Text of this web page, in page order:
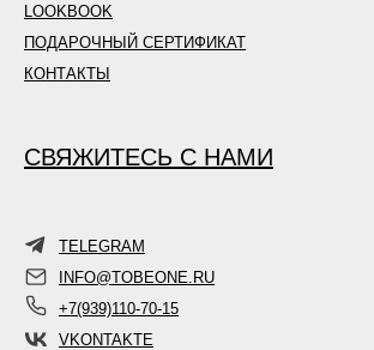
TELEGRAM
INFO@TOBEONE.RU
+7(939)110-70-15
VKONTAKTE
LOOKBOOK
ПОДАРОЧНЫЙ СЕРТИФИКАТ
КОНТАКТЫ
СВЯЖИТЕСЬ С НАМИ